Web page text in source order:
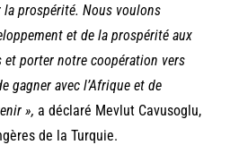
prospérité. Nous voulons
et de la prospérité aux
porter notre coopération vers
gagner avec l’Afrique et de
», a déclaré Mevlut Cavusoglu,
de la Turquie.